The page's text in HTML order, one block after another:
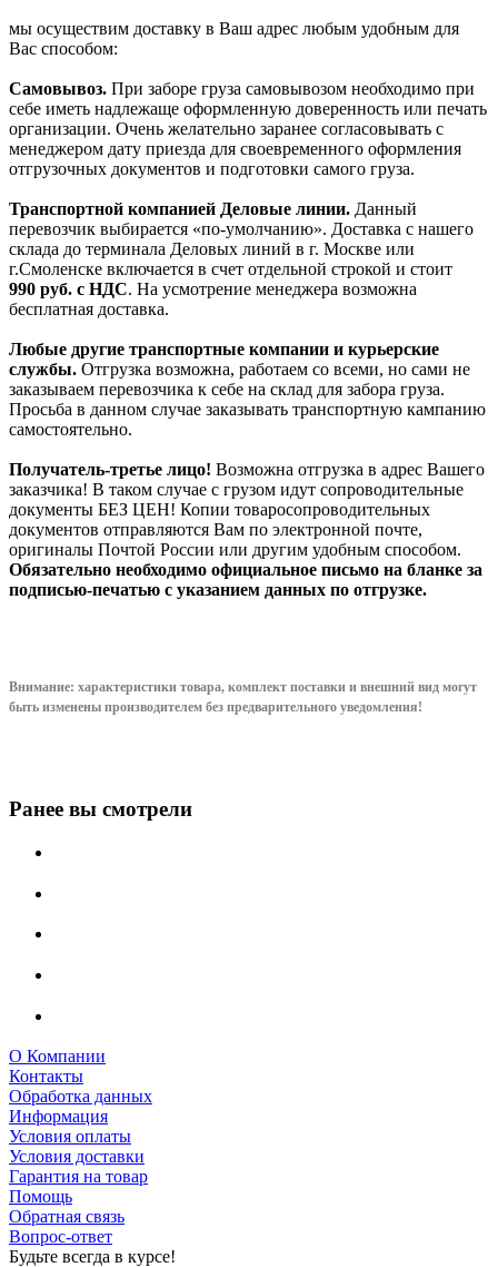
мы осуществим доставку в Ваш адрес любым удобным для
Вас способом:
Самовывоз. При заборе груза самовывозом необходимо при
себе иметь надлежаще оформленную доверенность или печать
организации. Очень желательно заранее согласовывать с
менеджером дату приезда для своевременного оформления
отгрузочных документов и подготовки самого груза.
Транспортной компанией Деловые линии. Данный
перевозчик выбирается «по-умолчанию». Доставка с нашего
склада до терминала Деловых линий в г. Москве или
г.Смоленске включается в счет отдельной строкой и стоит
990 руб. с НДС. На усмотрение менеджера возможна
бесплатная доставка.
Любые другие транспортные компании и курьерские
службы. Отгрузка возможна, работаем со всеми, но сами не
заказываем перевозчика к себе на склад для забора груза.
Просьба в данном случае заказывать транспортную кампанию
самостоятельно.
Получатель-третье лицо! Возможна отгрузка в адрес Вашего
заказчика! В таком случае с грузом идут сопроводительные
документы БЕЗ ЦЕН! Копии товаросопроводительных
документов отправляются Вам по электронной почте,
оригиналы Почтой России или другим удобным способом.
Обязательно необходимо официальное письмо на бланке за
подписью-печатью с указанием данных по отгрузке.
Внимание: характеристики товара, комплект поставки и внешний вид могут
быть изменены производителем без предварительного уведомления!
Ранее вы смотрели
О Компании
Контакты
Обработка данных
Информация
Условия оплаты
Условия доставки
Гарантия на товар
Помощь
Обратная связь
Вопрос-ответ
Будьте всегда в курсе!